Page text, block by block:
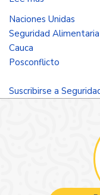
Una
oportunidad
cambiar
Naciones Unidas
Seguridad Alimentaria
Cauca
Posconflicto
Suscribirse a